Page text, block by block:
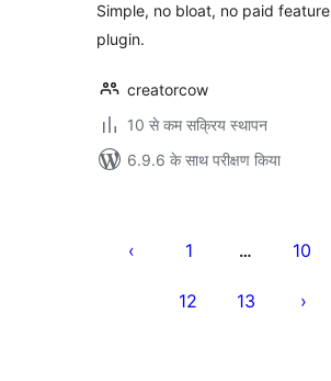
Simple, no bloat, no paid
plugin.
creatorcow
10 से कम सक्रिय स्थापन
6.9.6 के साथ परीक्षण किया
पेजिनेशन
1 … 10
12 13